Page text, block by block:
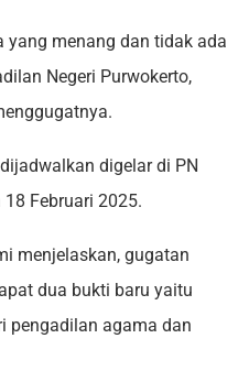
menang dan tidak ada
Negeri Purwokerto,
digelar di PN
Februari 2025.
menjelaskan, gugatan
dua bukti baru yaitu
pengadilan agama dan